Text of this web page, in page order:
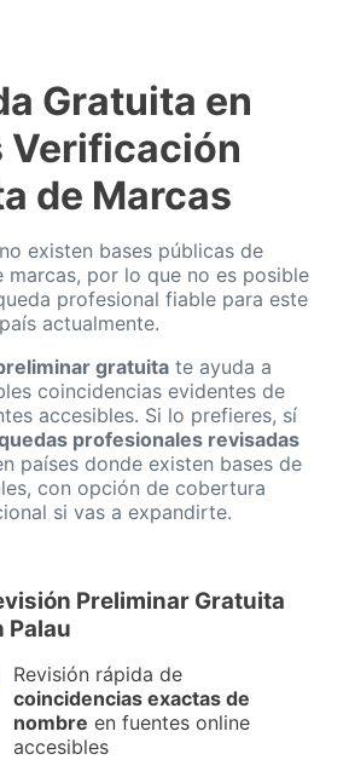
Gratuita en
Verificación
de Marcas
existen bases públicas de
marcas, por lo que no es posible
profesional fiable para este
país actualmente.
gratuita te ayuda a
coincidencias evidentes de
accesibles. Si lo prefieres, sí
profesionales revisadas
países donde existen bases de
con opción de cobertura
si vas a expandirte.
Preliminar Gratuita
Palau
Revisión rápida de
coincidencias exactas de
nombre en fuentes online
accesibles